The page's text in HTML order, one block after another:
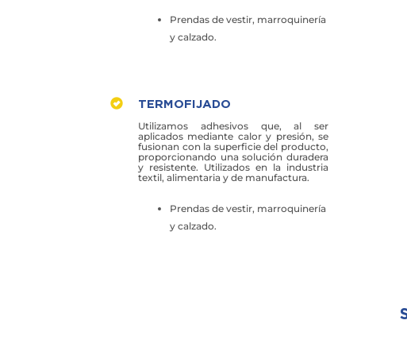
Prendas de vestir, marroquinería
y calzado.
TERMOFIJADO
Utilizamos adhesivos que, al ser
aplicados mediante calor y presión, se
fusionan con la superficie del producto,
proporcionando una solución duradera
y resistente. Utilizados en la industria
textil, alimentaria y de manufactura.
Prendas de vestir, marroquinería
y calzado.